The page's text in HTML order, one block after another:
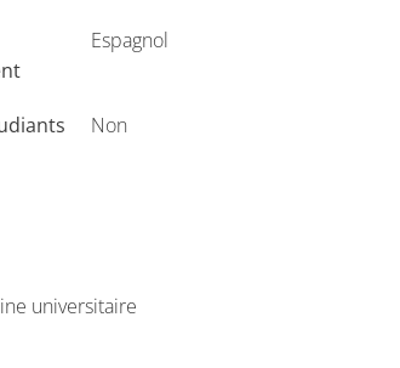
Espagnol
Non
universitaire